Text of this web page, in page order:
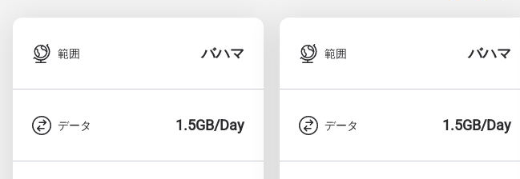
範囲 バハマ
データ 1.5GB/Day
範囲 バハマ
データ 1.5GB/Day